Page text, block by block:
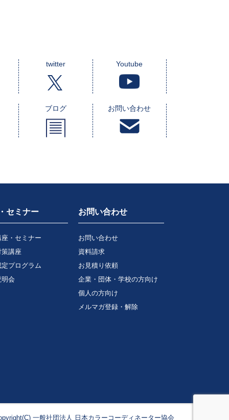
twitter Youtube
ブログ お問い合わせ
セミナー
・セミナー
策講座
プログラム
会
お問い合わせ
お問い合わせ
資料請求
お見積り依頼
企業・団体・学校の方向け
個人の方向け
メルマガ登録・解除
一般社団法人 日本カラーコーディネーター協会